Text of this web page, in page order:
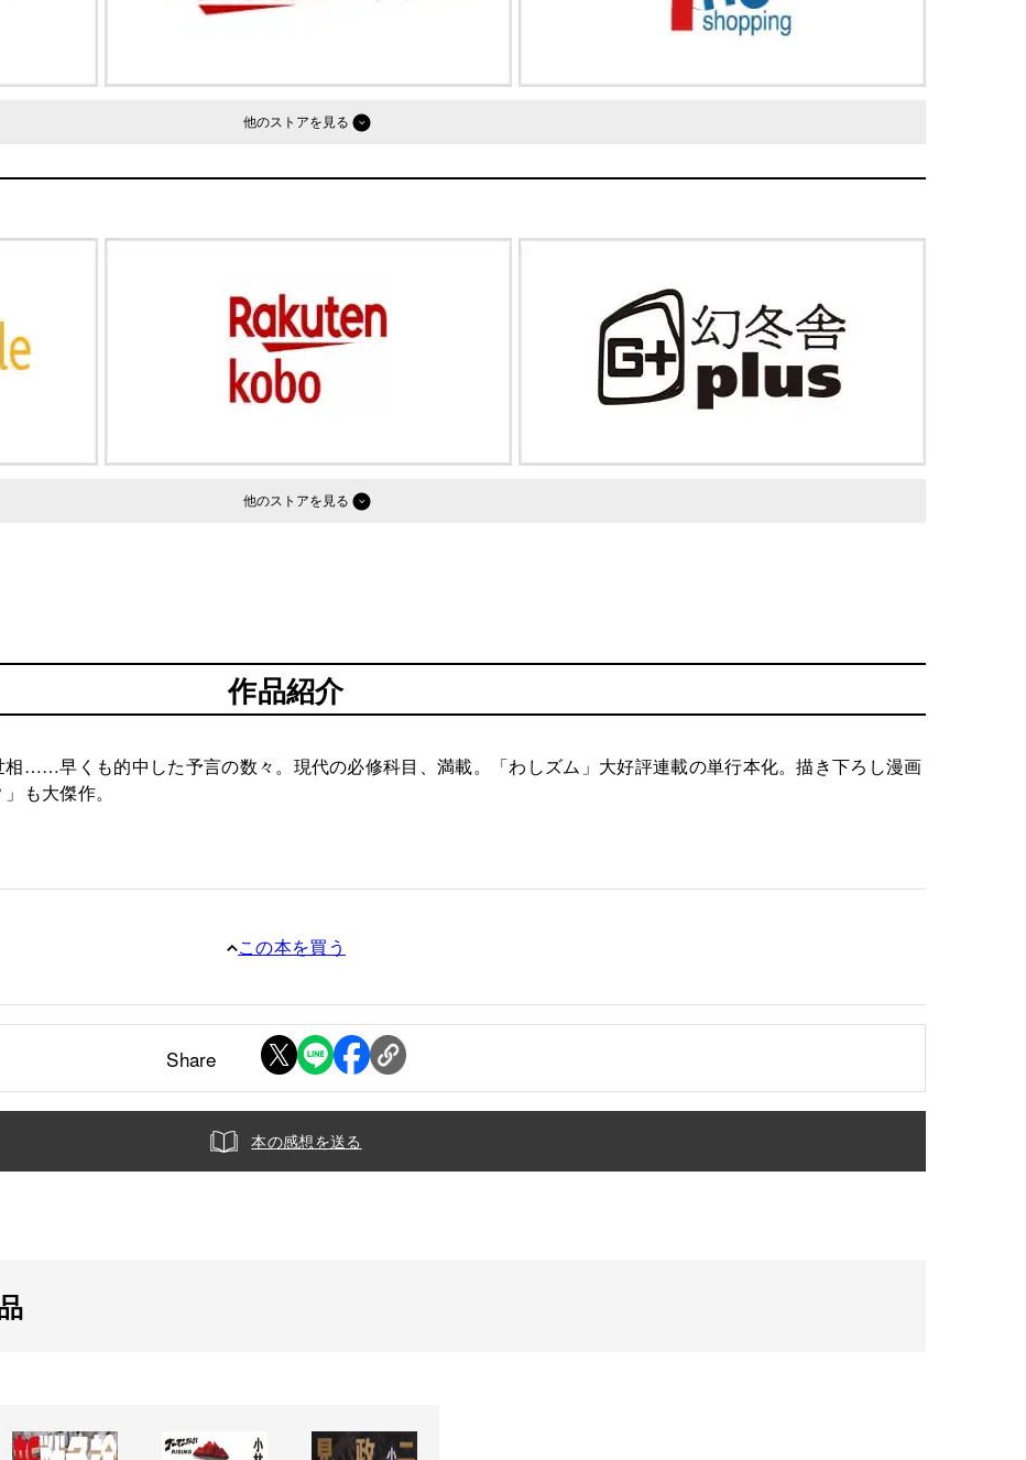
他のストア
他のストア
作品紹介
……早くも的中した予言の数々。現代の必修科目、満載。「わしズム」大好評連載の単行本化。描き下ろし漫画
も大傑作。
この本を買う
Share
本の感想を送る